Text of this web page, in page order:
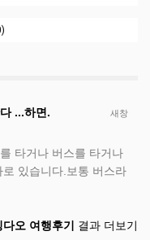
새창
...하면.
타거나 버스를 타거나
있습니다.보통 버스라
다오 여행후기 결과 더보기